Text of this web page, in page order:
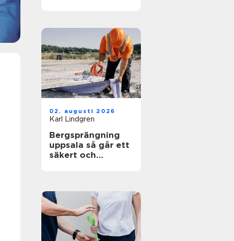
02. augusti 2026
Karl Lindgren
Bergsprängning
uppsala så går ett
säkert och